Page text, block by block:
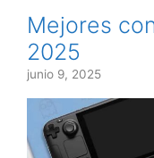
Mejores
2025
junio 9, 2025